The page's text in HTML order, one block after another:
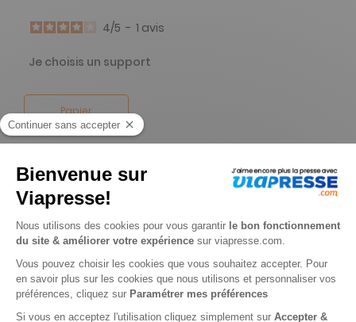
4/5 - 1 avis
Je choisis un support
Papier
Abonnement 1 an
11 n° • Papier + Version digitale offerte + 11 CD d'Or
89€00 Tarif Kiosque :108€90
Tarif France métropolitaine
Renouvellement à date d’anniversaire